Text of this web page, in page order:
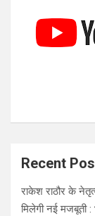
Recent
राकेश राठौर के
मिलेगी नई मजबूती :